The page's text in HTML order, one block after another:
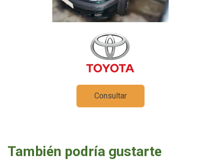
Consultar
También podría gustarte